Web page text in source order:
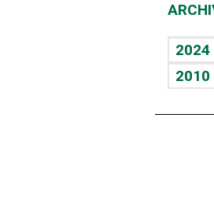
2024
2010